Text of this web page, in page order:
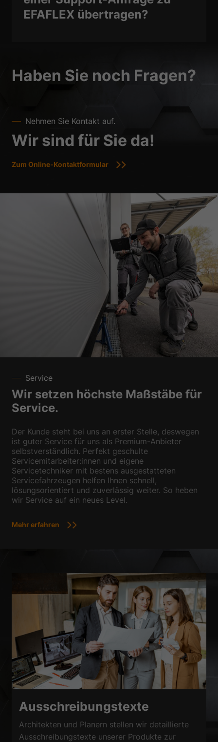
EFAFLEX übertragen?
Haben Sie noch Fragen?
Nehmen Sie Kontakt auf.
Wir sind für Sie da!
Zum Online-Kontaktformular
Service
Wir setzen höchste Maßstäbe für
Service.
Der Kunde steht bei uns an erster Stelle, deswegen
ist guter Service für uns als Premium-Anbieter
selbstverständlich. Perfekt geschulte
Servicemitarbeiter:innen und eigene
Servicetechniker mit bestens ausgestatteten
Servicefahrzeugen helfen Ihnen schnell,
lösungsorientiert und zuverlässig weiter. So heben
wir Service auf ein neues Level.
Mehr erfahren
Ausschreibungstexte
Architekten und Planern stellen wir detaillierte
Ausschreibungstexte unserer Produkte zur